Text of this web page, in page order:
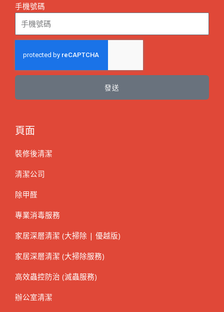
手機號碼
發送
頁面
裝修後清潔
清潔公司
除甲醛
專業消毒服務
家居深層清潔 (大掃除 | 優越版)
家居深層清潔 (大掃除服務)
高效蟲控防治 (滅蟲服務)
辦公室清潔